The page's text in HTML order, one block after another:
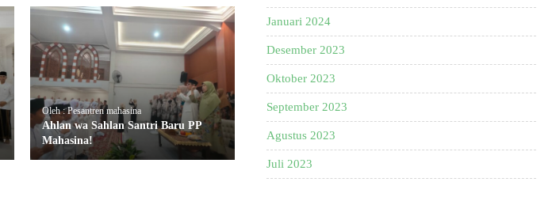
Oleh : Pesantren mahasina
Ahlan wa Sahlan Santri Baru PP
Mahasina!
Januari 2024
Desember 2023
Oktober 2023
September 2023
Agustus 2023
Juli 2023